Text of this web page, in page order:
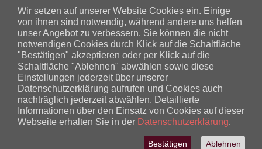
GOS D’ATURAS
BILDERGALERIE
KONTAKT
LINKS
HUNDESCHULE FRECHE HUMMEL
Wir setzen auf unserer Website Cookies ein. Einige
von ihnen sind notwendig, während andere uns helfen
unser Angebot zu verbessern. Sie können die nicht
notwendigen Cookies durch Klick auf die Schaltfläche
"Bestätigen" akzeptieren oder per Klick auf die
Schaltfläche "Ablehnen" abwählen sowie diese
Einstellungen jederzeit über unserer
Datenschutzerklärung aufrufen und Cookies auch
nachträglich jederzeit abwählen. Detaillierte
Informationen über den Einsatz von Cookies auf dieser
Webseite erhalten Sie in der Datenschutzerklärung.
Ablehnen
Bestätigen